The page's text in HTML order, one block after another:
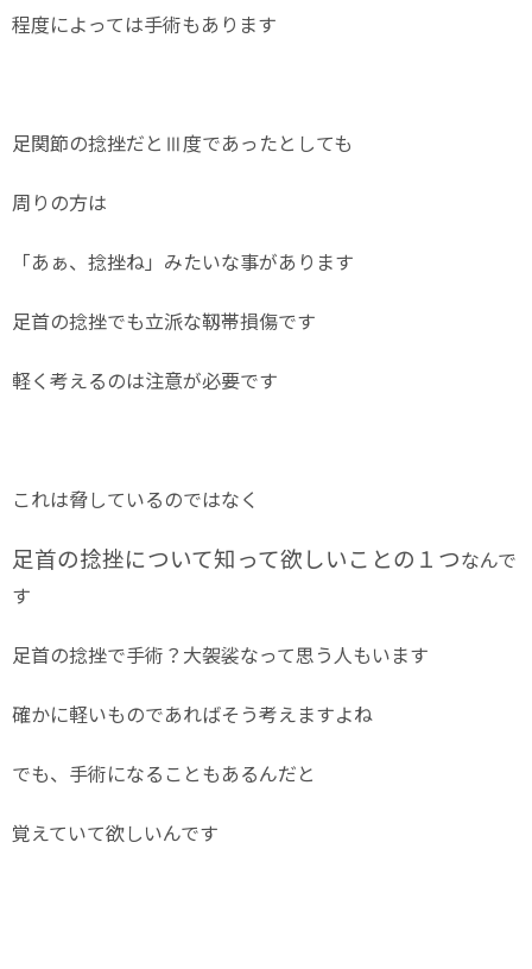
程度によっては手術もあります
足関節の捻挫だとⅢ度であったとしても
周りの方は
「あぁ、捻挫ね」みたいな事があります
足首の捻挫でも立派な靱帯損傷です
軽く考えるのは注意が必要です
これは脅しているのではなく
足首の捻挫について知って欲しいことの１つなんで
す
足首の捻挫で手術？大袈裟なって思う人もいます
確かに軽いものであればそう考えますよね
でも、手術になることもあるんだと
覚えていて欲しいんです